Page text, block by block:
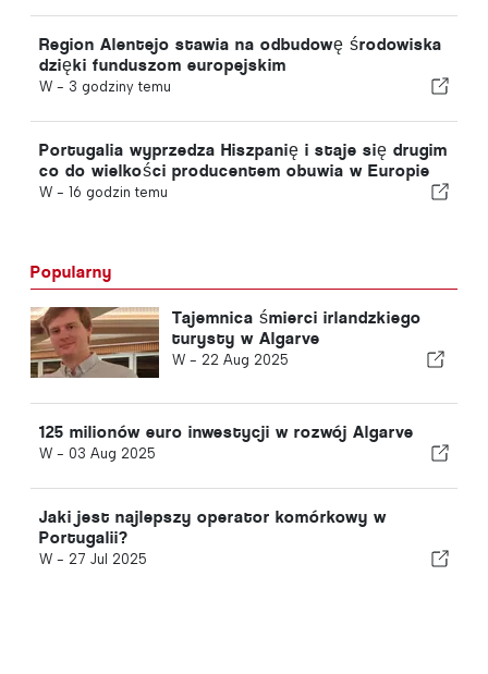
Region Alentejo stawia na odbudowę środowiska
dzięki funduszom europejskim
W - 3 godziny temu
Portugalia wyprzedza Hiszpanię i staje się drugim
co do wielkości producentem obuwia w Europie
W - 16 godzin temu
Popularny
Tajemnica śmierci irlandzkiego
turysty w Algarve
W - 22 Aug 2025
125 milionów euro inwestycji w rozwój Algarve
W - 03 Aug 2025
Jaki jest najlepszy operator komórkowy w
Portugalii?
W - 27 Jul 2025